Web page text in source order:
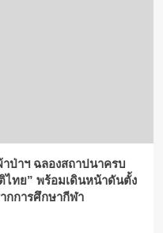
ป่าฯ ฉลองสถาปนาครบ
ไทย” พร้อมเดินหน้าดันตั้ง
กการศึกษากีฬา